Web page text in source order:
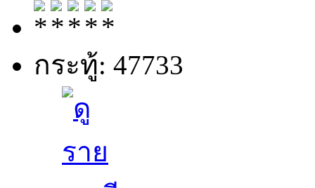
กระทู้: 47733